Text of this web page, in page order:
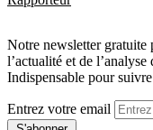
Notre newsletter gratuite
l’actualité et de
Indispensable pour
Entrez votre email